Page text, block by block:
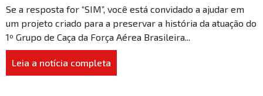
Se a resposta for “SIM”, você está convidado a ajudar em
um projeto criado para a preservar a história da atuação do
1º Grupo de Caça da Força Aérea Brasileira...
Leia a notícia completa